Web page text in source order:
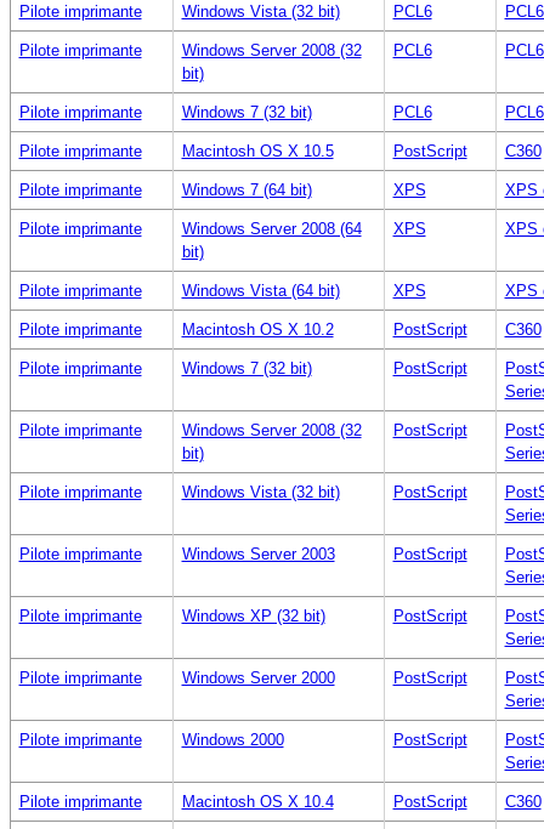
Pilote imprimante Windows Vista (32 bit) PCL6
Pilote imprimante
Windows Server 2008 (32
bit)
PCL6
Pilote imprimante Windows 7 (32 bit) PCL6
Pilote imprimante Macintosh OS X 10.5 PostScript C360
Pilote imprimante Windows 7 (64 bit) XPS XPS
Pilote imprimante
Windows Server 2008 (64
bit)
XPS XPS
Pilote imprimante Windows Vista (64 bit) XPS XPS
Pilote imprimante Macintosh OS X 10.2 PostScript C360
Pilote imprimante Windows 7 (32 bit) PostScript
Pilote imprimante
Windows Server 2008 (32
bit)
PostScript
Pilote imprimante Windows Vista (32 bit) PostScript
Pilote imprimante Windows Server 2003 PostScript
Pilote imprimante Windows XP (32 bit) PostScript
Pilote imprimante Windows Server 2000 PostScript
Pilote imprimante Windows 2000 PostScript
Pilote imprimante Macintosh OS X 10.4 PostScript C360